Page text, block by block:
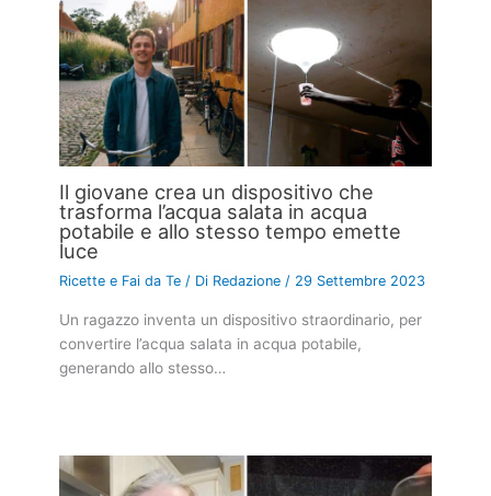
Il giovane crea un dispositivo che
trasforma l’acqua salata in acqua
potabile e allo stesso tempo emette
luce
Ricette e Fai da Te / Di Redazione/ 29 Settembre 2023
Un ragazzo inventa un dispositivo straordinario, per
convertire l’acqua salata in acqua potabile,
generando allo stesso…